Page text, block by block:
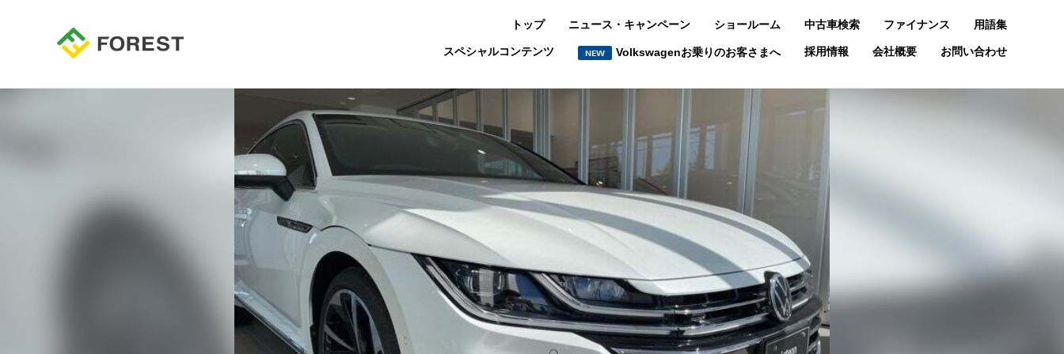
トップ ニュース・キャンペーン ショールーム 中古車検索 ファイナンス 用語集
スペシャルコンテンツ NEW Volkswagenお乗りのお客さまへ 採用情報 会社概要 お問い合わせ